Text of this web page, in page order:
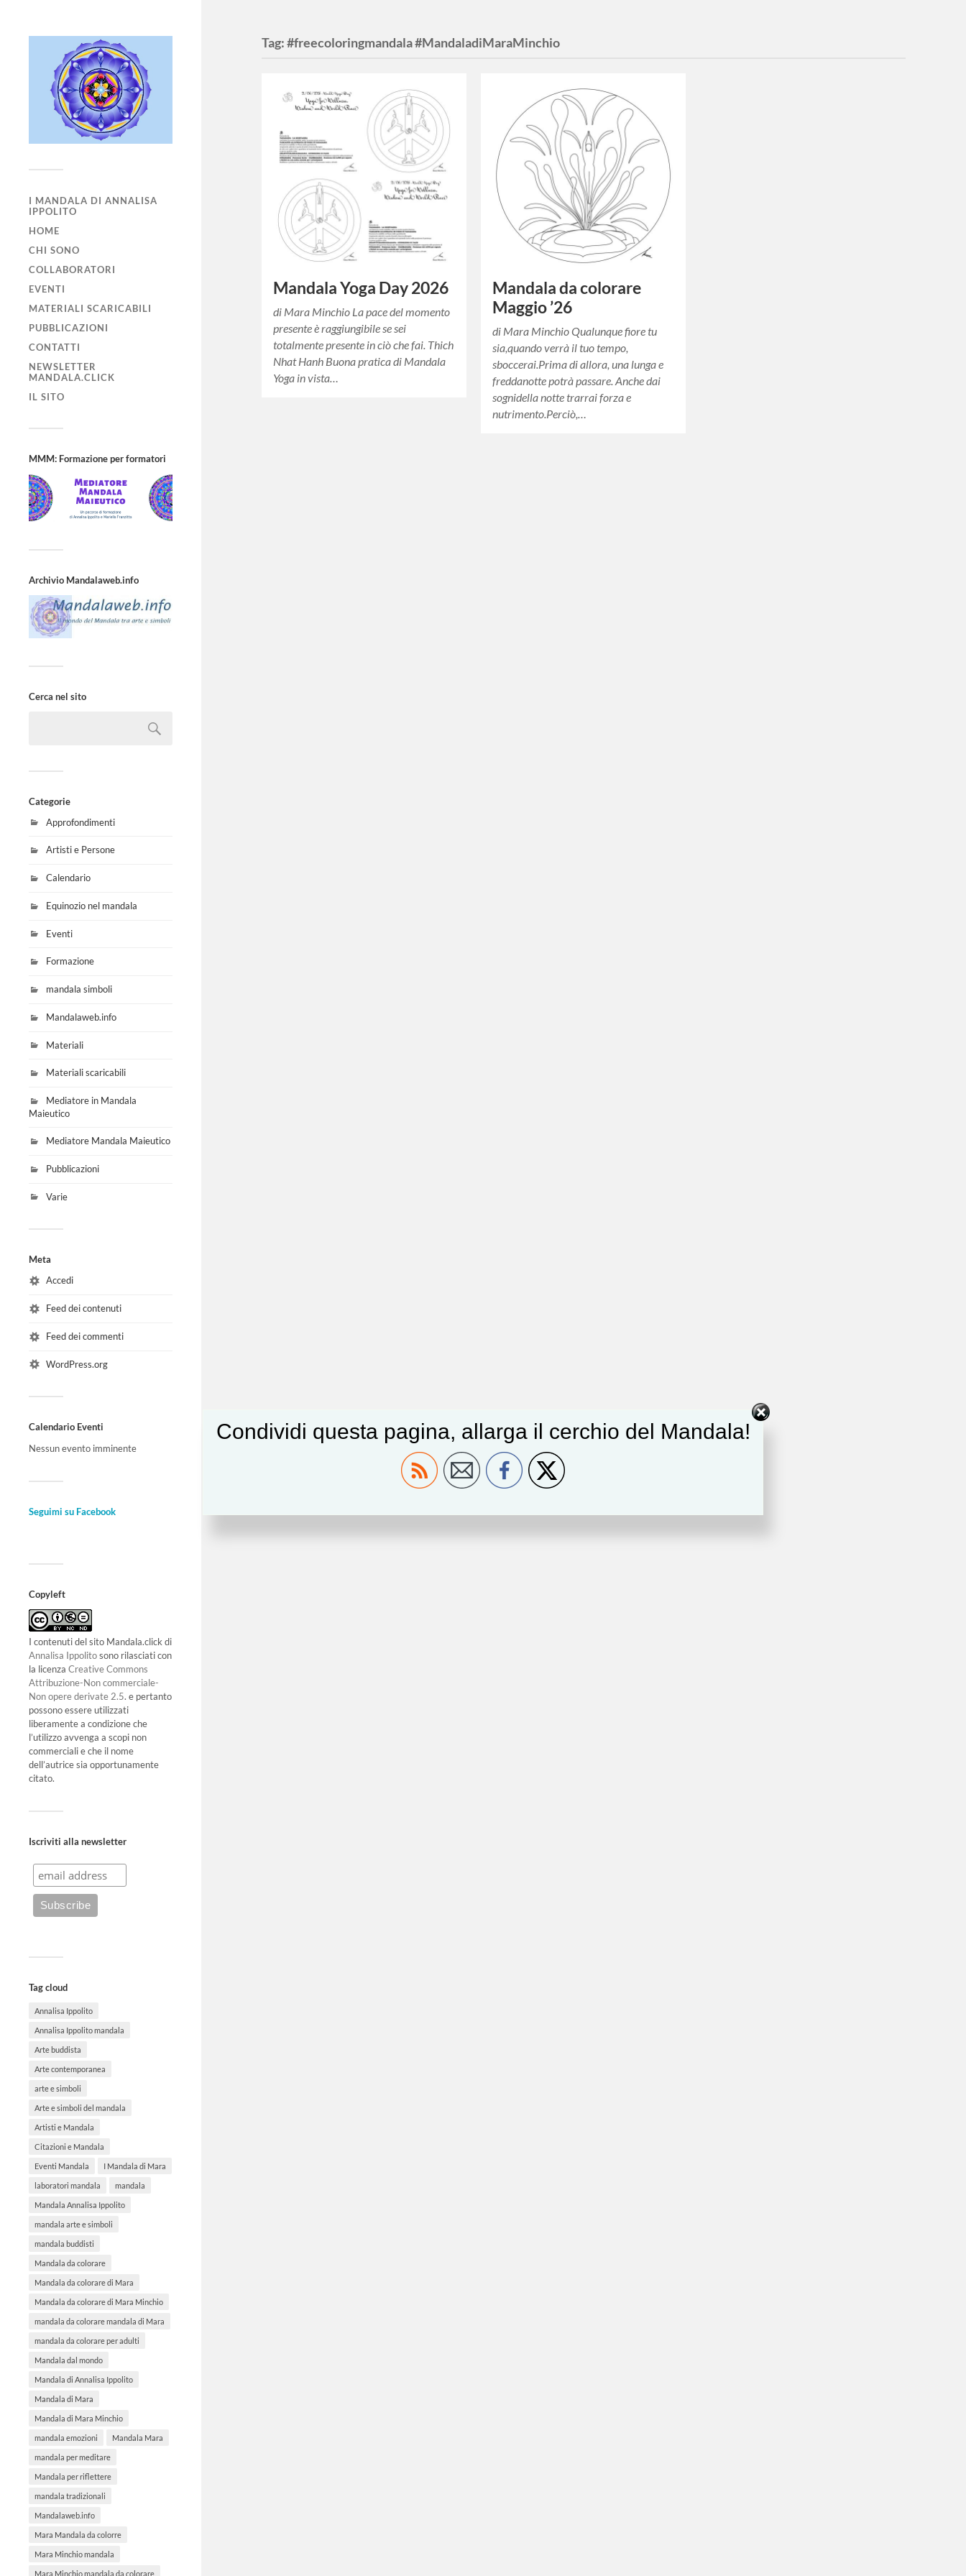
I MANDALA DI ANNALISA
IPPOLITO
HOME
CHI SONO
COLLABORATORI
EVENTI
MATERIALI SCARICABILI
PUBBLICAZIONI
CONTATTI
NEWSLETTER
MANDALA.CLICK
IL SITO
MMM: Formazione per formatori
Archivio Mandalaweb.info
Cerca nel sito
Categorie
Approfondimenti
Artisti e Persone
Calendario
Equinozio nel mandala
Eventi
Formazione
mandala simboli
Mandalaweb.info
Materiali
Materiali scaricabili
Mediatore in Mandala
Maieutico
Mediatore Mandala Maieutico
Pubblicazioni
Varie
Meta
Accedi
Feed dei contenuti
Feed dei commenti
WordPress.org
Calendario Eventi
Nessun evento imminente
Seguimi su Facebook
Copyleft
I contenuti del sito Mandala.click di
Annalisa Ippolitosono rilasciati con
la licenza Creative Commons
Attribuzione-Non commerciale-
Non opere derivate 2.5. e pertanto
possono essere utilizzati
liberamente a condizione che
l’utilizzo avvenga a scopi non
commerciali e che il nome
dell’autrice sia opportunamente
citato.
Iscriviti alla newsletter
Tag cloud
Annalisa Ippolito
Annalisa Ippolito mandala
Arte buddista
Arte contemporanea
arte e simboli
Arte e simboli del mandala
Artisti e Mandala
Citazioni e Mandala
Eventi Mandala I Mandala di Mara
laboratori mandala mandala
Mandala Annalisa Ippolito
mandala arte e simboli
mandala buddisti
Mandala da colorare
Mandala da colorare di Mara
Mandala da colorare di Mara Minchio
mandala da colorare mandala di Mara
mandala da colorare per adulti
Mandala dal mondo
Mandala di Annalisa Ippolito
Mandala di Mara
Mandala di Mara Minchio
mandala emozioni Mandala Mara
mandala per meditare
Mandala per riflettere
mandala tradizionali
Mandalaweb.info
Mara Mandala da colorre
Mara Minchio mandala
Mara Minchio mandala da colorare
Tag:#freecoloringmandala #MandaladiMaraMinchio
Mandala Yoga Day 2026
di Mara Minchio La pace del momento
presente è raggiungibile se sei
totalmente presente in ciò che fai. Thich
Nhat Hanh Buona pratica di Mandala
Yoga in vista…
Mandala da colorare
Maggio ’26
di Mara Minchio Qualunque fiore tu
sia,quando verrà il tuo tempo,
sboccerai.Prima di allora, una lunga e
freddanotte potrà passare. Anche dai
sognidella notte trarrai forza e
nutrimento.Perciò,…
Condividi questa pagina, allarga il cerchio del Mandala!